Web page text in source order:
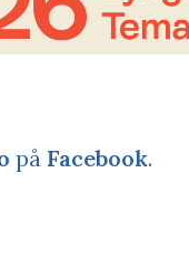
på Facebook.